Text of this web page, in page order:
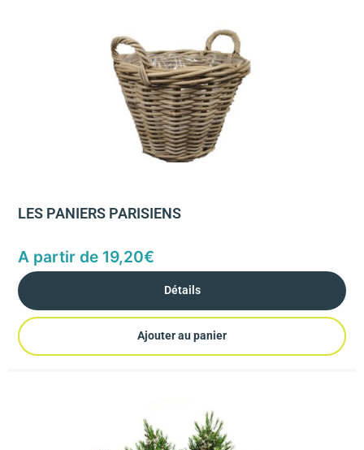
LES PANIERS PARISIENS
A partir de 19,20€
Détails
Ajouter au panier